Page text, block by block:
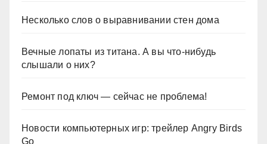
Несколько слов о выравнивании стен дома
Вечные лопаты из титана. А вы что-нибудь
слышали о них?
Ремонт под ключ — сейчас не проблема!
Новости компьютерных игр: трейлер Angry Birds
Go